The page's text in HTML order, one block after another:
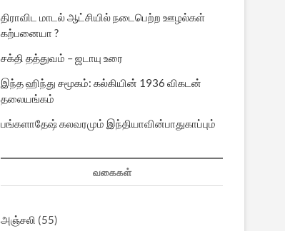
திராவிட மாடல் ஆட்சியில் நடைபெற்ற ஊழல்கள்
கற்பனையா ?
சக்தி தத்துவம் – ஜடாயு உரை
இந்த ஹிந்து சமூகம்: கல்கியின் 1936 விகடன்
தலையங்கம்
பங்களாதேஷ் கலவரமும் இந்தியாவின்பாதுகாப்பும்
வகைகள்
அஞ்சலி (55)